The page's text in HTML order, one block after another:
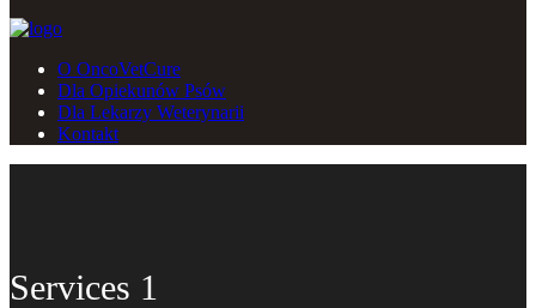
O OncoVetCure
Dla Opiekunów Psów
Dla Lekarzy Weterynarii
Kontakt
Services 1